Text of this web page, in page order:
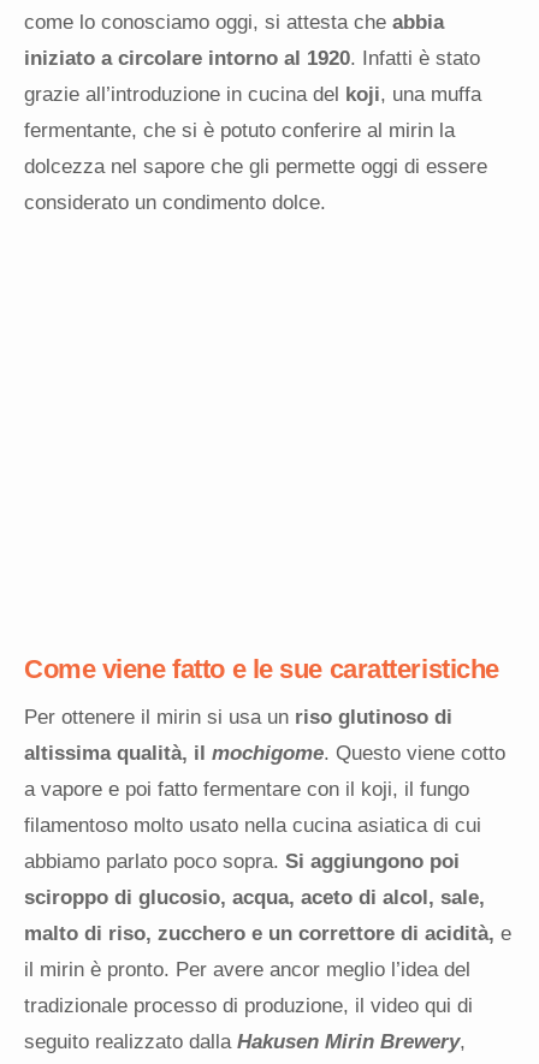
come lo conosciamo oggi, si attesta che abbia
iniziato a circolare intorno al 1920. Infatti è stato
grazie all’introduzione in cucina del
koji, una muffa
fermentante, che si è potuto conferire al mirin la
dolcezza nel sapore che gli permette oggi di essere
considerato un condimento dolce.
Come viene fatto e le sue caratteristiche
Per ottenere il mirin si usa un riso glutinoso di
altissima qualità, il mochigome. Questo viene cotto
a vapore e poi fatto fermentare con il koji, il fungo
filamentoso molto usato nella cucina asiatica di cui
abbiamo parlato poco sopra. Si aggiungono poi
sciroppo di glucosio, acqua, aceto di alcol, sale,
malto di riso, zucchero e un correttore di acidità, e
il mirin è pronto. Per avere ancor meglio l’idea del
tradizionale processo di produzione, il video qui di
seguito realizzato dalla Hakusen Mirin Brewery,